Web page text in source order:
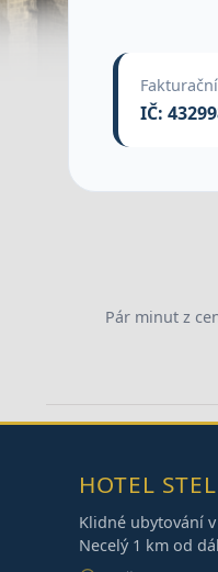
IČ:
Pár minut z
HOTEL
Klidné ubytování
Necelý 1 km od